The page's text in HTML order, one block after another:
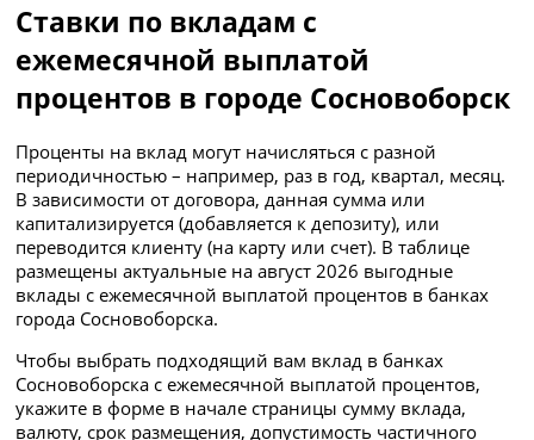
Ставки по вкладам с
ежемесячной выплатой
процентов в городе Сосновоборск
Проценты на вклад могут начисляться с разной
периодичностью – например, раз в год, квартал, месяц.
В зависимости от договора, данная сумма или
капитализируется (добавляется к депозиту), или
переводится клиенту (на карту или счет). В таблице
размещены актуальные на август 2026 выгодные
вклады с ежемесячной выплатой процентов в банках
города Сосновоборска.
Чтобы выбрать подходящий вам вклад в банках
Сосновоборска с ежемесячной выплатой процентов,
укажите в форме в начале страницы сумму вклада,
валюту, срок размещения, допустимость частичного